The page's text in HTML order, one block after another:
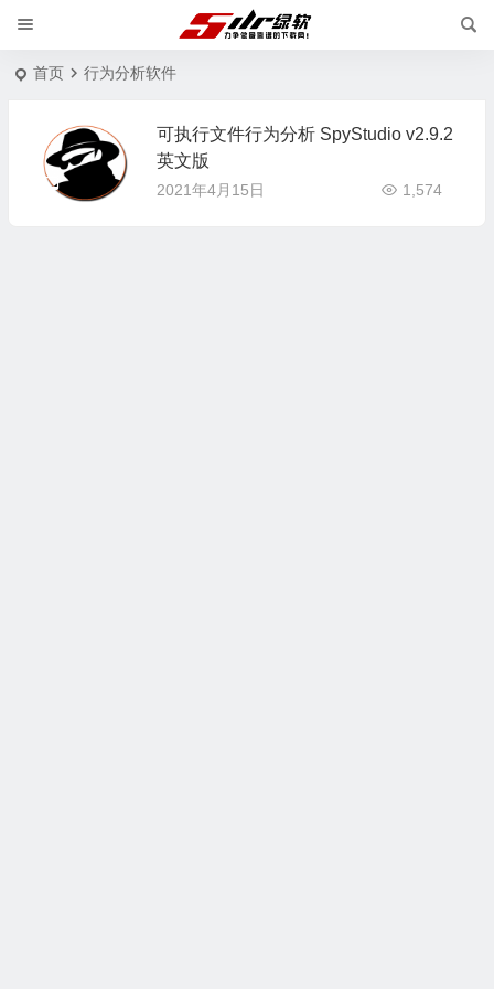
首页 行为分析软件
可执行文件行为分析 SpyStudio v2.9.2
英文版
2021年4月15日 1,574